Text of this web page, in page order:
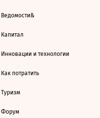
Ведомости&
Капитал
Инновации и технологии
Как потратить
Туризм
Форум